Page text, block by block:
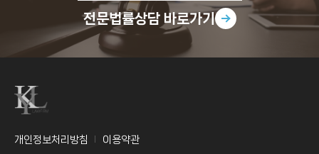
전문법률상담 바로가기
개인정보처리방침 이용약관